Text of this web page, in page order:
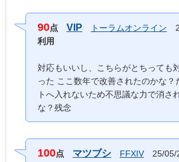
90点 VIP トーラムオンライン
利用
対応もいいし、こちらがとちっても
った ここ数年で改善されたのかな？
トへ入れないため不思議な力で消さ
な？残念
100点 マツブシ FFXIV25/05/